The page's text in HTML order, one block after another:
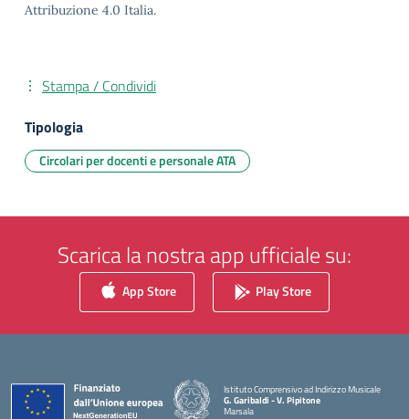
Attribuzione 4.0 Italia.
Stampa / Condividi
Tipologia
Circolari per docenti e personale ATA
Scarica la nostra app ufficiale su:
App Store Play Store
Istituto Comprensivo ad Indirizzo Musicale
G. Garibaldi - V. Pipitone
Marsala